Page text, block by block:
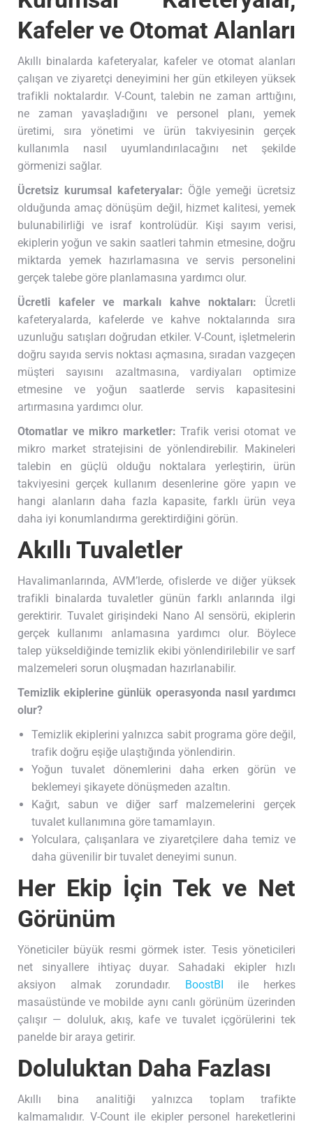
Kafeler ve Otomat Alanları
Akıllı binalarda kafeteryalar, kafeler ve otomat alanları
çalışan ve ziyaretçi deneyimini her gün etkileyen yüksek
trafikli noktalardır. V-Count, talebin ne zaman arttığını,
ne zaman yavaşladığını ve personel planı, yemek
üretimi, sıra yönetimi ve ürün takviyesinin gerçek
kullanımla nasıl uyumlandırılacağını net şekilde
görmenizi sağlar.
Ücretsiz kurumsal kafeteryalar: Öğle yemeği ücretsiz
olduğunda amaç dönüşüm değil, hizmet kalitesi, yemek
bulunabilirliği ve israf kontrolüdür. Kişi sayım verisi,
ekiplerin yoğun ve sakin saatleri tahmin etmesine, doğru
miktarda yemek hazırlamasına ve servis personelini
gerçek talebe göre planlamasına yardımcı olur.
Ücretli kafeler ve markalı kahve noktaları: Ücretli
kafeteryalarda, kafelerde ve kahve noktalarında sıra
uzunluğu satışları doğrudan etkiler. V-Count, işletmelerin
doğru sayıda servis noktası açmasına, sıradan vazgeçen
müşteri sayısını azaltmasına, vardiyaları optimize
etmesine ve yoğun saatlerde servis kapasitesini
artırmasına yardımcı olur.
Otomatlar ve mikro marketler: Trafik verisi otomat ve
mikro market stratejisini de yönlendirebilir. Makineleri
talebin en güçlü olduğu noktalara yerleştirin, ürün
takviyesini gerçek kullanım desenlerine göre yapın ve
hangi alanların daha fazla kapasite, farklı ürün veya
daha iyi konumlandırma gerektirdiğini görün.
Akıllı Tuvaletler
Havalimanlarında, AVM’lerde, ofislerde ve diğer yüksek
trafikli binalarda tuvaletler günün farklı anlarında ilgi
gerektirir. Tuvalet girişindeki Nano AI sensörü, ekiplerin
gerçek kullanımı anlamasına yardımcı olur. Böylece
talep yükseldiğinde temizlik ekibi yönlendirilebilir ve sarf
malzemeleri sorun oluşmadan hazırlanabilir.
Temizlik ekiplerine günlük operasyonda nasıl yardımcı
olur?
Temizlik ekiplerini yalnızca sabit programa göre değil,
trafik doğru eşiğe ulaştığında yönlendirin.
Yoğun tuvalet dönemlerini daha erken görün ve
beklemeyi şikayete dönüşmeden azaltın.
Kağıt, sabun ve diğer sarf malzemelerini gerçek
tuvalet kullanımına göre tamamlayın.
Yolculara, çalışanlara ve ziyaretçilere daha temiz ve
daha güvenilir bir tuvalet deneyimi sunun.
Her Ekip İçin Tek ve Net
Görünüm
Yöneticiler büyük resmi görmek ister. Tesis yöneticileri
net sinyallere ihtiyaç duyar. Sahadaki ekipler hızlı
aksiyon almak zorundadır. BoostBI ile herkes
masaüstünde ve mobilde aynı canlı görünüm üzerinden
çalışır — doluluk, akış, kafe ve tuvalet içgörülerini tek
panelde bir araya getirir.
Doluluktan Daha Fazlası
Akıllı bina analitiği yalnızca toplam trafikte
kalmamalıdır. V-Count ile ekipler personel hareketlerini